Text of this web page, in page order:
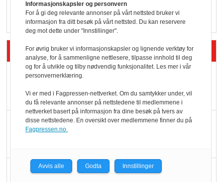
i dagligvare
Siste artikler - Butikk i praksis
Rema-flaggskip
dundrer videre
Slik opprettholdes
Færre varer, men fulle
Informasjonskapsler og personvern
For å gi deg relevante annonser på vårt nettsted bruker vi
informasjon fra ditt besøk på vårt nettsted. Du kan reservere
deg mot dette under "Innstillinger".
For øvrig bruker vi informasjonskapsler og lignende verktøy for
analyse, for å sammenligne nettlesere, tilpasse innhold til deg
og for å utvikle og tilby nødvendig funksjonalitet. Les mer i vår
personvernerklæring.
Vi er med i Fagpressen-nettverket. Om du samtykker under, vil
du få relevante annonser på nettstedene til medlemmene i
nettverket basert på informasjon fra dine besøk på tvers av
disse nettstedene. En oversikt over medlemmene finner du på
Fagpressen.no.
Avvis alle Godta Innstillinger